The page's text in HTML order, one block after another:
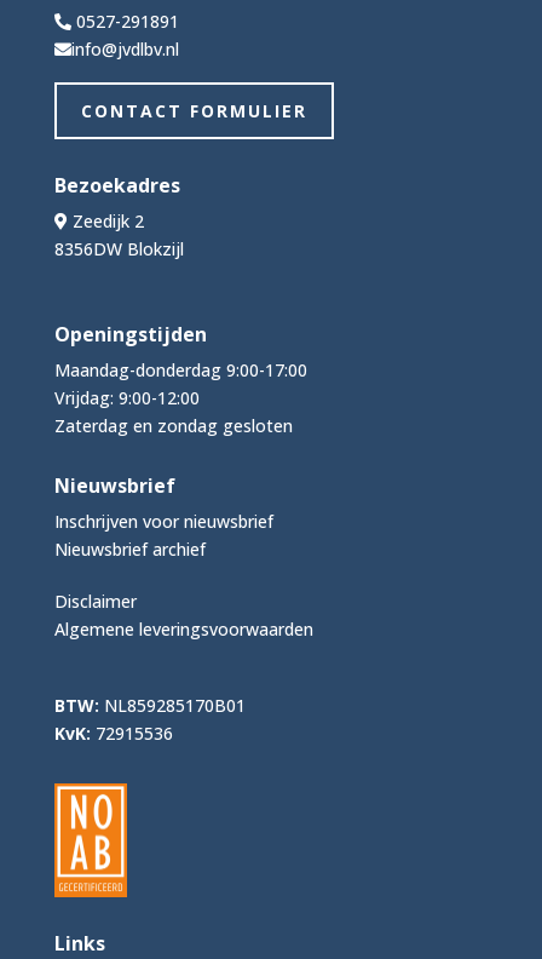
0527-291891
info@jvdlbv.nl
CONTACT FORMULIER
Bezoekadres
Zeedijk 2
8356DW Blokzijl
Openingstijden
Maandag-donderdag 9:00-17:00
Vrijdag: 9:00-12:00
Zaterdag en zondag gesloten
Nieuwsbrief
Inschrijven voor nieuwsbrief
Nieuwsbrief archief
Disclaimer
Algemene leveringsvoorwaarden
BTW: NL859285170B01
KvK: 72915536
Links